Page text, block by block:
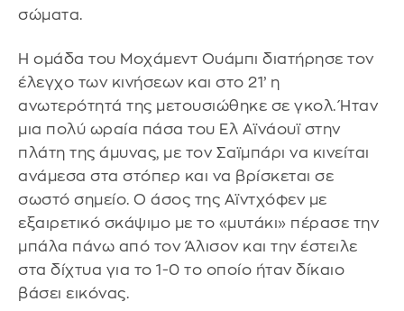
σώματα.
Η ομάδα του Μοχάμεντ Ουάμπι διατήρησε τον
έλεγχο των κινήσεων και στο 21’ η
ανωτερότητά της μετουσιώθηκε σε γκολ. Ήταν
μια πολύ ωραία πάσα του Ελ Αϊνάουϊ στην
πλάτη της άμυνας, με τον Σαϊμπάρι να κινείται
ανάμεσα στα στόπερ και να βρίσκεται σε
σωστό σημείο. Ο άσος της Αϊντχόφεν με
εξαιρετικό σκάψιμο με το «μυτάκι» πέρασε την
μπάλα πάνω από τον Άλισον και την έστειλε
στα δίχτυα για το 1-0 το οποίο ήταν δίκαιο
βάσει εικόνας.